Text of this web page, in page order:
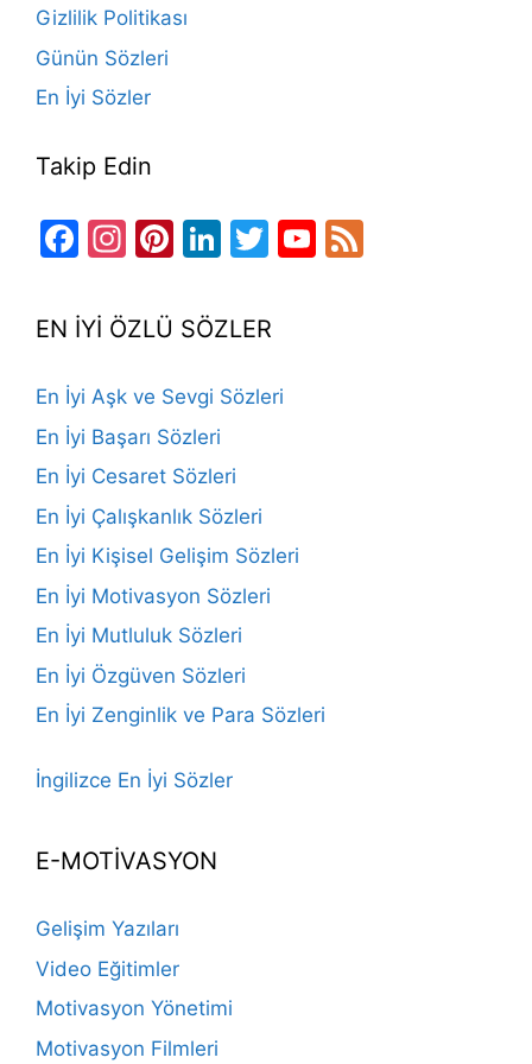
Gizlilik Politikası
Günün Sözleri
En İyi Sözler
Takip Edin
Facebook
Instagram
Pinterest
LinkedIn
TwitterYouTube
EN İYİ ÖZLÜ SÖZLER
En İyi Aşk ve Sevgi Sözleri
En İyi Başarı Sözleri
En İyi Cesaret Sözleri
En İyi Çalışkanlık Sözleri
En İyi Kişisel Gelişim Sözleri
En İyi Motivasyon Sözleri
En İyi Mutluluk Sözleri
En İyi Özgüven Sözleri
En İyi Zenginlik ve Para Sözleri
İngilizce En İyi Sözler
E-MOTİVASYON
Gelişim Yazıları
Video Eğitimler
Motivasyon Yönetimi
Motivasyon Filmleri